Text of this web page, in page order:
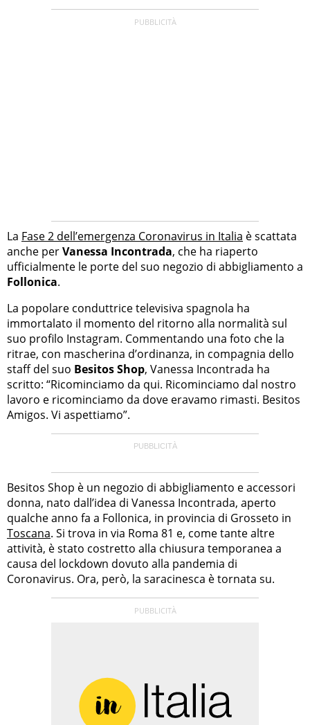
La Fase 2 dell’emergenza Coronavirus in Italia è scattata
anche perVanessa Incontrada, che ha riaperto
ufficialmente le porte del suo negozio di abbigliamento a
Follonica.
La popolare conduttrice televisiva spagnola ha
immortalato il momento del ritorno alla normalità sul
suo profilo Instagram. Commentando una foto che la
ritrae, con mascherina d’ordinanza, in compagnia dello
staff del suo Besitos Shop, Vanessa Incontrada ha
scritto: “Ricominciamo da qui. Ricominciamo dal nostro
lavoro e ricominciamo da dove eravamo rimasti. Besitos
Amigos. Vi aspettiamo”.
Besitos Shop è un negozio di abbigliamento e accessori
donna, nato dall’idea di Vanessa Incontrada, aperto
qualche anno fa a Follonica, in provincia di Grosseto in
Toscana. Si trova in via Roma 81 e, come tante altre
attività, è stato costretto alla chiusura temporanea a
causa del lockdown dovuto alla pandemia di
Coronavirus. Ora, però, la saracinesca è tornata su.